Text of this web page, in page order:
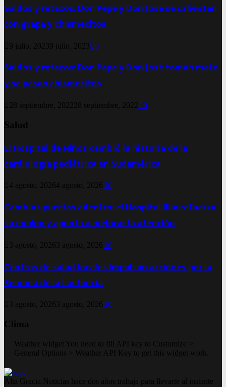
Saldos y retazos: Don Pepe y Don José se calientan
con grapa y chismecitos
9 julio, 20239 julio, 2023 0
Saldos y retazos: Don Pepe y Don José toman mate
y se pasan chismecitos
28 septiembre, 2022 28 septiembre, 2022 0
Salud
El Hospital de Niños cambió la historia de la
cardiología pediátrica en Sudamérica
4 agosto, 20264 agosto, 2026 0
Cambios puertas adentro: el Hospital Illia refuerza
su equipo y apunta a mejorar la atención
3 agosto, 2026 3 agosto, 2026 0
Centros de salud locales impulsan acciones por la
Semana de la Lactancia
3 agosto, 2026 3 agosto, 2026 0
Clima
Weather widget You need to fill API key to Customize >
General Options > Weather API Key to get this widget work.
Alta Gracia Noticias hace dos años trabaja para llevarte al instante